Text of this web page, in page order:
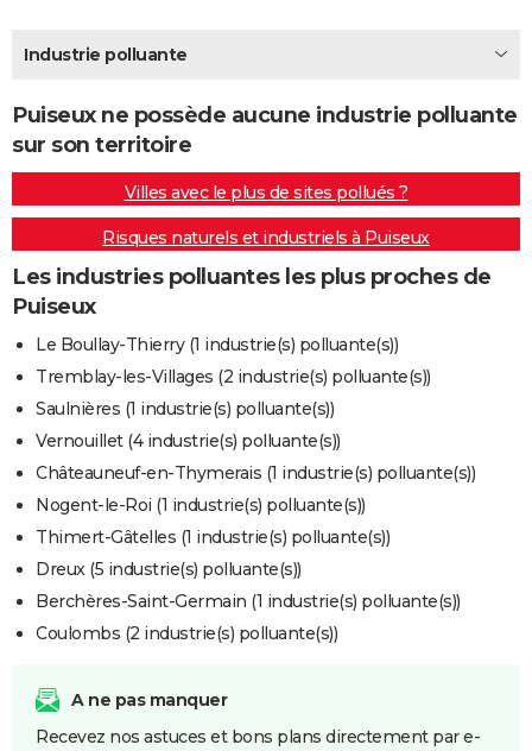
BONS PLANS
CARTE DE VOEUX
Carte de Noël
Carte Bonne année
Carte Saint-Valentin
Carte Pâques
Carte d'anniversaire
DICTIONNAIRE
Dictionnaire
Biographies
Citations
Expressions
Proverbes
PROGRAMME TV
COPAINS D'AVANT
Service militaire
Avis de recherche
AVIS DE DÉCÈS
FORUM
Industrie polluante
Puiseux ne possède aucune industrie polluante
sur son territoire
Villes avec le plus de sites pollués ?
Risques naturels et industriels à Puiseux
Les industries polluantes les plus proches de
Puiseux
Le Boullay-Thierry (1 industrie(s) polluante(s))
Tremblay-les-Villages (2 industrie(s) polluante(s))
Saulnières (1 industrie(s) polluante(s))
Vernouillet (4 industrie(s) polluante(s))
Châteauneuf-en-Thymerais (1 industrie(s) polluante(s))
Nogent-le-Roi (1 industrie(s) polluante(s))
Thimert-Gâtelles (1 industrie(s) polluante(s))
Dreux (5 industrie(s) polluante(s))
Berchères-Saint-Germain (1 industrie(s) polluante(s))
Coulombs (2 industrie(s) polluante(s))
A ne pas manquer
Recevez nos astuces et bons plans directement par e-